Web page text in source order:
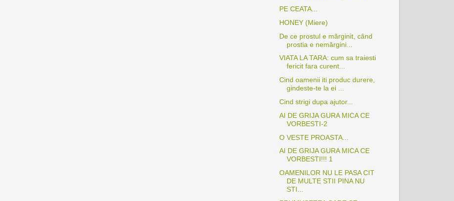
PE CEATA...
HONEY (Miere)
De ce prostul e mărginit, când
prostia e nemărgini...
VIATA LA TARA: cum sa traiesti
fericit fara curent...
Cind oamenii iti produc durere,
gindeste-te la ei ...
Cind strigi dupa ajutor...
AI DE GRIJA GURA MICA CE
VORBESTI-2
O VESTE PROASTA...
AI DE GRIJA GURA MICA CE
VORBESTI!!! 1
OAMENILOR NU LE PASA CIT
DE MULTE STII PINA NU
STI...